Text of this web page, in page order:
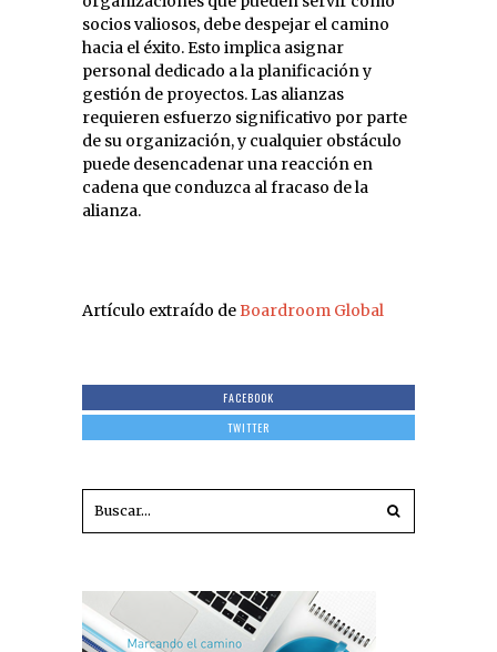
socios valiosos, debe despejar el camino
hacia el éxito. Esto implica asignar
personal dedicado a la planificación y
gestión de proyectos. Las alianzas
requieren esfuerzo significativo por parte
de su organización, y cualquier obstáculo
puede desencadenar una reacción en
cadena que conduzca al fracaso de la
alianza.
Artículo extraído deBoardroom Global
FACEBOOK
TWITTER